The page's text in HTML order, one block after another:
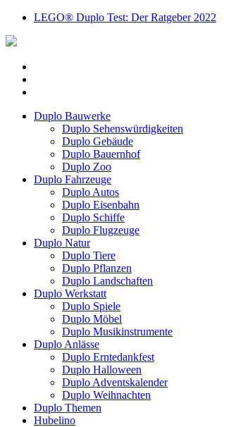
LEGO® Duplo Test: Der Ratgeber 2022
Duplo Bauwerke
Duplo Sehenswürdigkeiten
Duplo Gebäude
Duplo Bauernhof
Duplo Zoo
Duplo Fahrzeuge
Duplo Autos
Duplo Eisenbahn
Duplo Schiffe
Duplo Flugzeuge
Duplo Natur
Duplo Tiere
Duplo Pflanzen
Duplo Landschaften
Duplo Werkstatt
Duplo Spiele
Duplo Möbel
Duplo Musikinstrumente
Duplo Anlässe
Duplo Erntedankfest
Duplo Halloween
Duplo Adventskalender
Duplo Weihnachten
Duplo Themen
Hubelino